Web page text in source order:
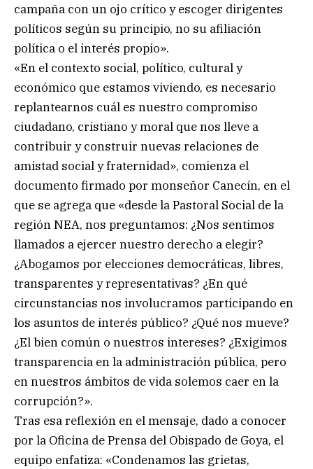
campaña con un ojo crítico y escoger dirigentes
políticos según su principio, no su afiliación
política o el interés propio».
«En el contexto social, político, cultural y
económico que estamos viviendo, es necesario
replantearnos cuál es nuestro compromiso
ciudadano, cristiano y moral que nos lleve a
contribuir y construir nuevas relaciones de
amistad social y fraternidad», comienza el
documento firmado por monseñor Canecín, en el
que se agrega que «desde la Pastoral Social de la
región NEA, nos preguntamos: ¿Nos sentimos
llamados a ejercer nuestro derecho a elegir?
¿Abogamos por elecciones democráticas, libres,
transparentes y representativas? ¿En qué
circunstancias nos involucramos participando en
los asuntos de interés público? ¿Qué nos mueve?
¿El bien común o nuestros intereses? ¿Exigimos
transparencia en la administración pública, pero
en nuestros ámbitos de vida solemos caer en la
corrupción?».
Tras esa reflexión en el mensaje, dado a conocer
por la Oficina de Prensa del Obispado de Goya, el
equipo enfatiza: «Condenamos las grietas,